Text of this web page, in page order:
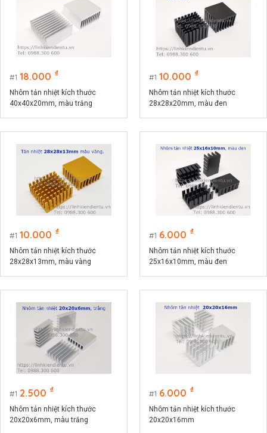
1 18.000 ₫
Nhôm tản nhiệt kích thước
40x40x20mm, màu trắng
1 10.000 ₫
Nhôm tản nhiệt kích thước
28x28x20mm, màu đen
1 10.000 ₫
Nhôm tản nhiệt kích thước
28x28x13mm, màu vàng
1 6.000 ₫
Nhôm tản nhiệt kích thước
25x16x10mm, màu đen
1 2.500 ₫
Nhôm tản nhiệt kích thước
20x20x6mm, màu trắng
1 6.000 ₫
Nhôm tản nhiệt kích thước
20x20x16mm